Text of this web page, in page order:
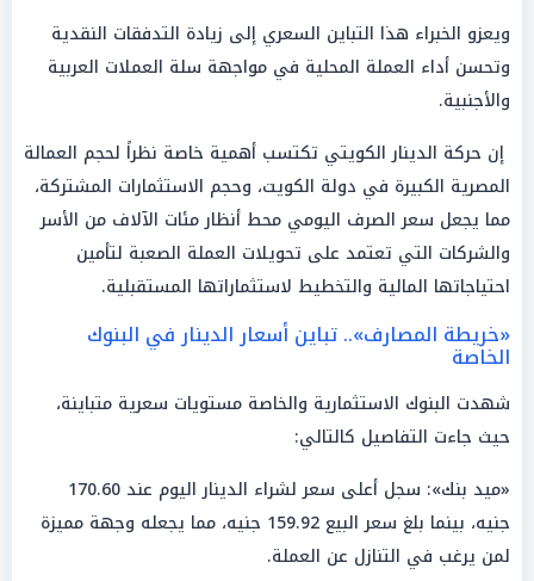
ويعزو الخبراء هذا التباين السعري إلى زيادة التدفقات النقدية
وتحسن أداء العملة المحلية في مواجهة سلة العملات العربية
والأجنبية.
إن حركة الدينار الكويتي تكتسب أهمية خاصة نظراً لحجم العمالة
المصرية الكبيرة في دولة الكويت، وحجم الاستثمارات المشتركة،
مما يجعل سعر الصرف اليومي محط أنظار مئات الآلاف من الأسر
والشركات التي تعتمد على تحويلات العملة الصعبة لتأمين
احتياجاتها المالية والتخطيط لاستثماراتها المستقبلية.
«خريطة المصارف».. تباين أسعار الدينار في البنوك
الخاصة
شهدت البنوك الاستثمارية والخاصة مستويات سعرية متباينة،
حيث جاءت التفاصيل كالتالي:
«ميد بنك»: سجل أعلى سعر لشراء الدينار اليوم عند 170.60
جنيه، بينما بلغ سعر البيع 159.92 جنيه، مما يجعله وجهة مميزة
لمن يرغب في التنازل عن العملة.